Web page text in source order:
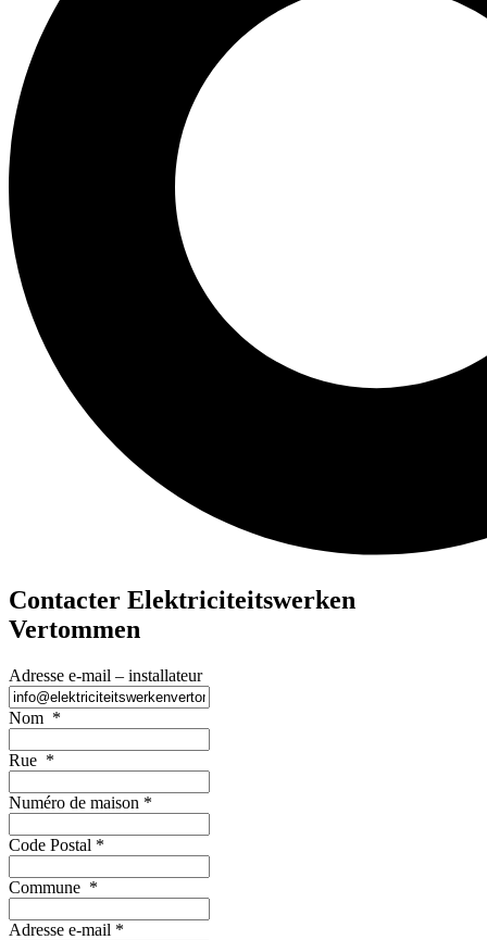
Contacter Elektriciteitswerken
Vertommen
Adresse e-mail – installateur
Nom *
Rue *
Numéro de maison *
Code Postal *
Commune *
Adresse e-mail *